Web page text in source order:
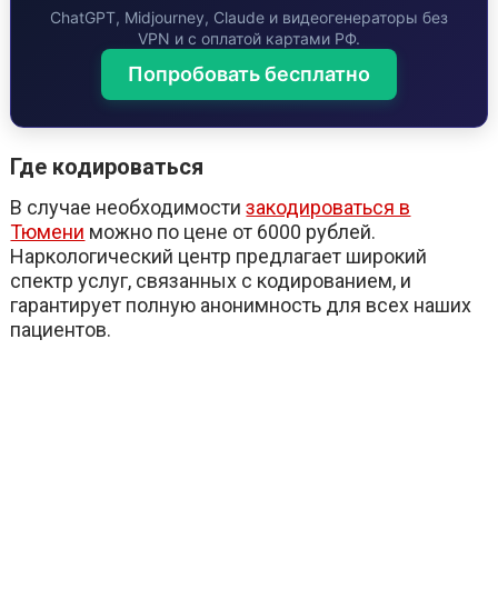
ChatGPT, Midjourney, Claude и видеогенераторы без
VPN и с оплатой картами РФ.
Попробовать бесплатно
Где кодироваться
В случае необходимостизакодироваться в
Тюмени можно по цене от 6000 рублей.
Наркологический центр предлагает широкий
спектр услуг, связанных с кодированием, и
гарантирует полную анонимность для всех наших
пациентов.